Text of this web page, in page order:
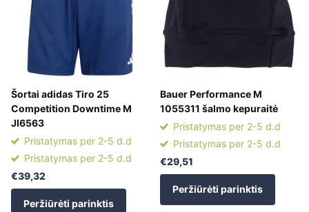
Šortai adidas Tiro 25
Competition Downtime M
JI6563
Pristatymas per 2-5 d.d
Pristatymas per 2-5 d.d
€39,32
Peržiūrėti parinktis
Bauer Performance M
1055311 šalmo kepuraitė
Pristatymas per 2-5 d.d
Pristatymas per 2-5 d.d
€29,51
Peržiūrėti parinktis